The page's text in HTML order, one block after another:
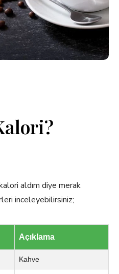
aldım diye merak
inceleyebilirsiniz;
Açıklama
Kahve